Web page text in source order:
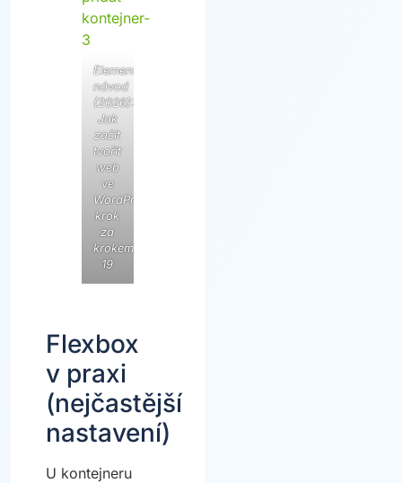
Elementor
návod
(2026):
Jak
začít
tvořit
web
ve
WordPressu
krok
za
krokem
19
Flexbox
v praxi
(nejčastější
nastavení)
U kontejneru